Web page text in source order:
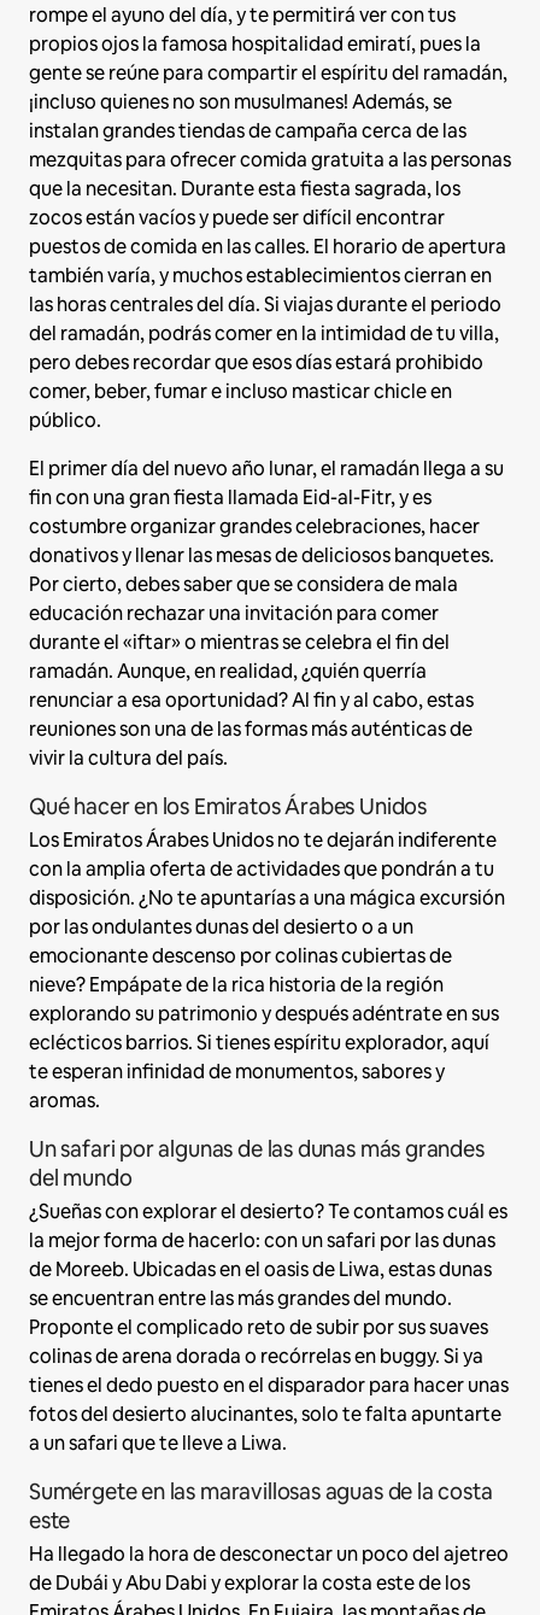
rompe el ayuno del día, y te permitirá ver con tus
propios ojos la famosa hospitalidad emiratí, pues la
gente se reúne para compartir el espíritu del ramadán,
¡incluso quienes no son musulmanes! Además, se
instalan grandes tiendas de campaña cerca de las
mezquitas para ofrecer comida gratuita a las personas
que la necesitan. Durante esta fiesta sagrada, los
zocos están vacíos y puede ser difícil encontrar
puestos de comida en las calles. El horario de apertura
también varía, y muchos establecimientos cierran en
las horas centrales del día. Si viajas durante el periodo
del ramadán, podrás comer en la intimidad de tu villa,
pero debes recordar que esos días estará prohibido
comer, beber, fumar e incluso masticar chicle en
público.
El primer día del nuevo año lunar, el ramadán llega a su
fin con una gran fiesta llamada Eid-al-Fitr, y es
costumbre organizar grandes celebraciones, hacer
donativos y llenar las mesas de deliciosos banquetes.
Por cierto, debes saber que se considera de mala
educación rechazar una invitación para comer
durante el «iftar» o mientras se celebra el fin del
ramadán. Aunque, en realidad, ¿quién querría
renunciar a esa oportunidad? Al fin y al cabo, estas
reuniones son una de las formas más auténticas de
vivir la cultura del país.
Qué hacer en los Emiratos Árabes Unidos
Los Emiratos Árabes Unidos no te dejarán indiferente
con la amplia oferta de actividades que pondrán a tu
disposición. ¿No te apuntarías a una mágica excursión
por las ondulantes dunas del desierto o a un
emocionante descenso por colinas cubiertas de
nieve? Empápate de la rica historia de la región
explorando su patrimonio y después adéntrate en sus
eclécticos barrios. Si tienes espíritu explorador, aquí
te esperan infinidad de monumentos, sabores y
aromas.
Un safari por algunas de las dunas más grandes
del mundo
¿Sueñas con explorar el desierto? Te contamos cuál es
la mejor forma de hacerlo: con un safari por las dunas
de Moreeb. Ubicadas en el oasis de Liwa, estas dunas
se encuentran entre las más grandes del mundo.
Proponte el complicado reto de subir por sus suaves
colinas de arena dorada o recórrelas en buggy. Si ya
tienes el dedo puesto en el disparador para hacer unas
fotos del desierto alucinantes, solo te falta apuntarte
a un safari que te lleve a Liwa.
Sumérgete en las maravillosas aguas de la costa
este
Ha llegado la hora de desconectar un poco del ajetreo
de Dubái y Abu Dabi y explorar la costa este de los